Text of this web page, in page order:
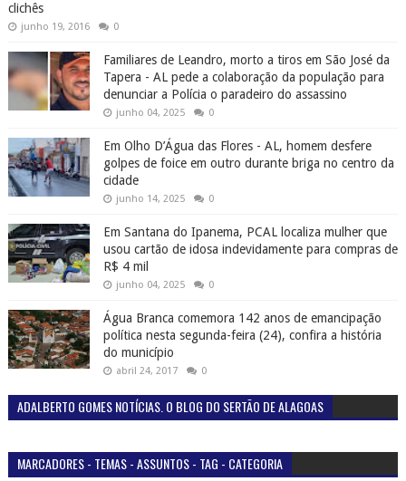
clichês
junho 19, 2016 0
Familiares de Leandro, morto a tiros em São José da
Tapera - AL pede a colaboração da população para
denunciar a Polícia o paradeiro do assassino
junho 04, 2025 0
Em Olho D’Água das Flores - AL, homem desfere
golpes de foice em outro durante briga no centro da
cidade
junho 14, 2025 0
Em Santana do Ipanema, PCAL localiza mulher que
usou cartão de idosa indevidamente para compras de
R$ 4 mil
junho 04, 2025 0
Água Branca comemora 142 anos de emancipação
política nesta segunda-feira (24), confira a história
do município
abril 24, 2017 0
ADALBERTO GOMES NOTÍCIAS. O BLOG DO SERTÃO DE ALAGOAS
MARCADORES - TEMAS - ASSUNTOS - TAG - CATEGORIA